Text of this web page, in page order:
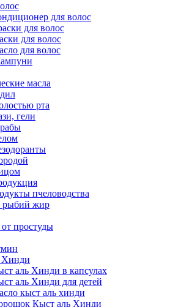
для волос
для волос
для волос
для волос
масла
рта
гели
пчеловодства
рыбий жир
простуды
Хинди
аль Хинди в капсулах
аль Хинди для детей
кыст аль хинди
Кыст аль Хинди